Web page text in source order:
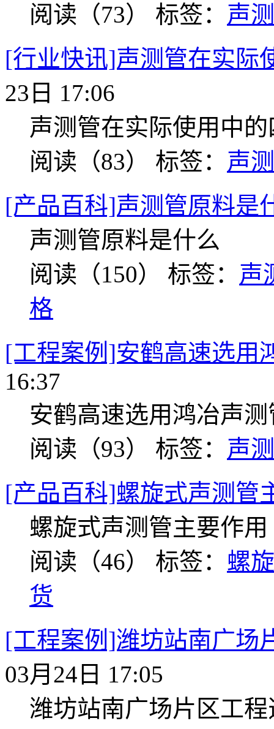
阅读（73） 标签： 声
[行业快讯]声测管在实际
23日 17:06
声测管在实际使用中
阅读（83） 标签： 声
[产品百科]声测管原料是
声测管原料是什么
阅读（150） 标签： 声
格
[工程案例]安鹤高速选用
16:37
安鹤高速选用鸿冶声测
阅读（93） 标签： 声
[产品百科]螺旋式声测管
螺旋式声测管主要作用
阅读（46） 标签： 螺
货
[工程案例]潍坊站南广场
03月24日 17:05
潍坊站南广场片区工